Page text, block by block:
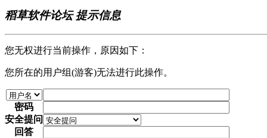
稻草软件论坛 提示信息
您无权进行当前操作，原因如下：
您所在的用户组(游客)无法进行此操作。
密码
安全提问
回答